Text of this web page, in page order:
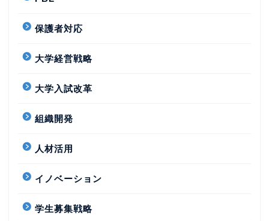
保護者対応
大学経営戦略
大学入試改革
組織開発
人材活用
イノベーション
学生募集戦略